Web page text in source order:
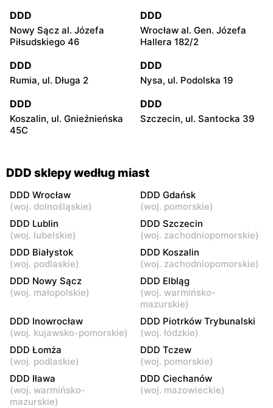
DDD
Nowy Sącz al. Józefa
Piłsudskiego 46
DDD
Wrocław al. Gen. Józefa
Hallera 182/2
DDD
Rumia, ul. Długa 2
DDD
Nysa, ul. Podolska 19
DDD
Koszalin, ul. Gnieźnieńska
45C
DDD
Szczecin, ul. Santocka 39
DDD sklepy według miast
DDD Wrocław
(woj. dolnośląskie)
DDD Gdańsk
(woj. pomorskie)
DDD Lublin
(woj. lubelskie)
DDD Szczecin
(woj. zachodniopomorskie)
DDD Białystok
(woj. podlaskie)
DDD Koszalin
(woj. zachodniopomorskie)
DDD Nowy Sącz
(woj. małopolskie)
DDD Elbląg
(woj. warmińsko-
mazurskie)
DDD Inowrocław
(woj. kujawsko-pomorskie)
DDD Piotrków Trybunalski
(woj. łódzkie)
DDD Łomża
(woj. podlaskie)
DDD Tczew
(woj. pomorskie)
DDD Iława
(woj. warmińsko-
mazurskie)
DDD Ciechanów
(woj. mazowieckie)